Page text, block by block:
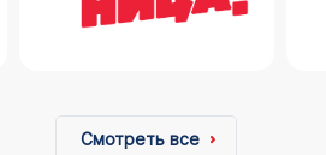
Смотреть все